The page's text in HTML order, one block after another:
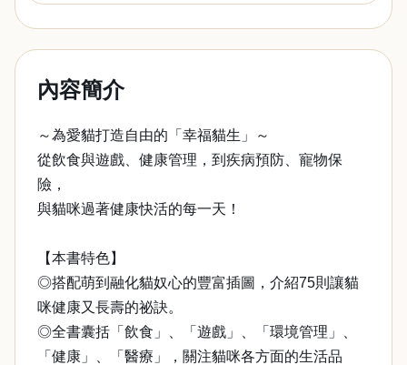
內容簡介
～為愛貓打造自由的「幸福貓生」～
從飲食與遊戲、健康管理，到疾病預防、寵物保
險，
與貓咪過著健康快活的每一天！
【本書特色】
◎搭配萌到融化貓奴心的豐富插圖，介紹75則讓貓
咪健康又長壽的祕訣。
◎全書囊括「飲食」、「遊戲」、「環境管理」、
「健康」、「醫療」，關注貓咪各方面的生活品